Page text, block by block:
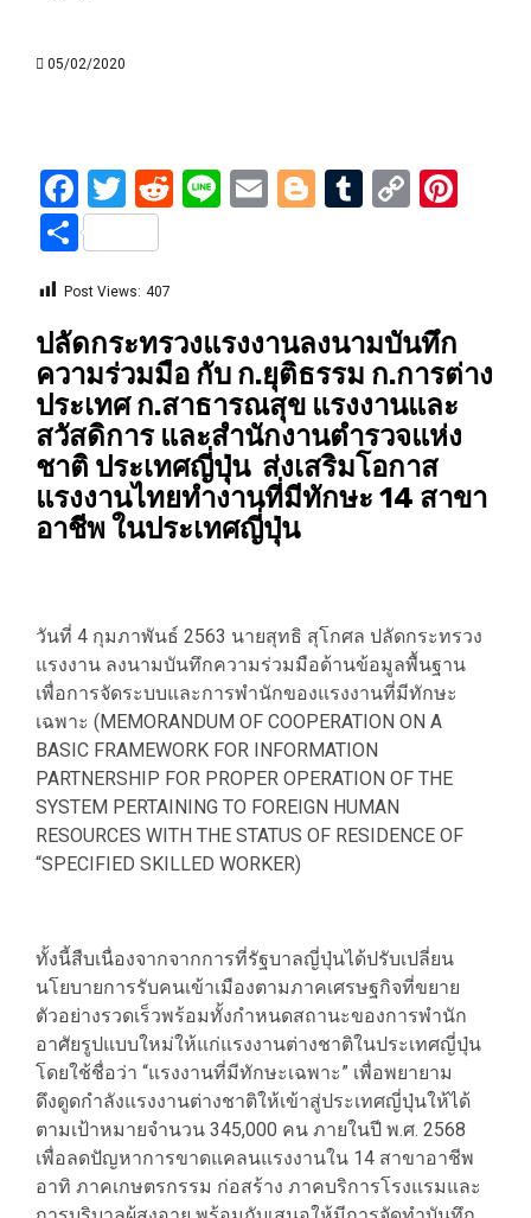
05/02/2020
Facebook
Twitter
Reddit
LineEmailBlogger
Tumblr
Copy
Share
Post Views: 407
ปลัดกระทรวงแรงงานลงนามบันทึก
ความร่วมมือ กับ ก.ยุติธรรม ก.การต่าง
ประเทศ ก.สาธารณสุข แรงงานและ
สวัสดิการ และสำนักงานตำรวจแห่ง
ชาติ ประเทศญี่ปุ่น ส่งเสริมโอกาส
แรงงานไทยทำงานที่มีทักษะ 14 สาขา
อาชีพ ในประเทศญี่ปุ่น
วันที่ 4 กุมภาพันธ์ 2563 นายสุทธิ สุโกศล ปลัดกระทรวง
แรงงาน ลงนามบันทึกความร่วมมือด้านข้อมูลพื้นฐาน
เพื่อการจัดระบบและการพำนักของแรงงานที่มีทักษะ
เฉพาะ (MEMORANDUM OF COOPERATION ON A
BASIC FRAMEWORK FOR INFORMATION
PARTNERSHIP FOR PROPER OPERATION OF THE
SYSTEM PERTAINING TO FOREIGN HUMAN
RESOURCES WITH THE STATUS OF RESIDENCE OF
“SPECIFIED SKILLED WORKER)
ทั้งนี้สืบเนื่องจากจากการที่รัฐบาลญี่ปุ่นได้ปรับเปลี่ยน
นโยบายการรับคนเข้าเมืองตามภาคเศรษฐกิจที่ขยาย
ตัวอย่างรวดเร็วพร้อมทั้งกำหนดสถานะของการพำนัก
อาศัยรูปแบบใหม่ให้แก่แรงงานต่างชาติในประเทศญี่ปุ่น
โดยใช้ชื่อว่า “แรงงานที่มีทักษะเฉพาะ” เพื่อพยายาม
ดึงดูดกำลังแรงงานต่างชาติให้เข้าสู่ประเทศญี่ปุ่นให้ได้
ตามเป้าหมายจำนวน 345,000 คน ภายในปี พ.ศ. 2568
เพื่อลดปัญหาการขาดแคลนแรงงานใน 14 สาขาอาชีพ
อาทิ ภาคเกษตรกรรม ก่อสร้าง ภาคบริการโรงแรมและ